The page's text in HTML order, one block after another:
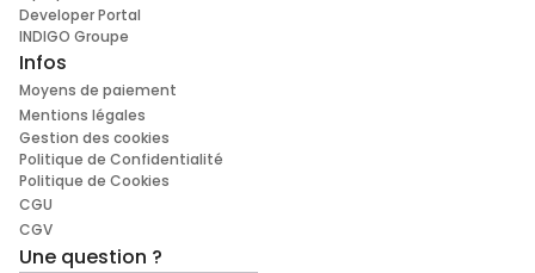
Developer Portal
INDIGO Groupe
Infos
Moyens de paiement
Mentions légales
Gestion des cookies
Politique de Confidentialité
Politique de Cookies
CGU
CGV
Une question ?